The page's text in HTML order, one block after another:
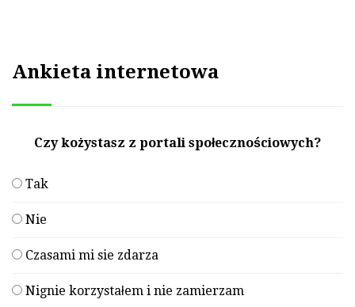
Ankieta internetowa
Czy kożystasz z portali społecznościowych?
Tak
Nie
Czasami mi sie zdarza
Nignie korzystałem i nie zamierzam